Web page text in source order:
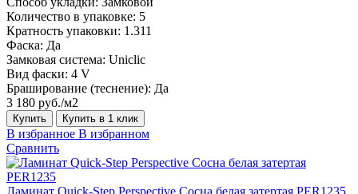
Количество в упаковке: 5
Кратность упаковки: 1.311
Фаска: Да
Замковая система: Uniclic
Вид фаски: 4 V
Браширование (теснение): Да
3 180 руб./м2
Купить Купить в 1 клик
В избранное В избранном
Сравнить
Ламинат Quick-Step Perspective Сосна белая затертая PER1235